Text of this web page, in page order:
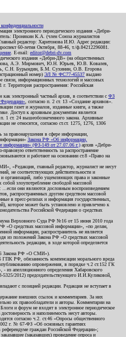
электронного периодического издания «Дебри-
Пронякин К.А. (член Союза журналистов
редактор: Харитонова И.Ю. Адрес редакции:
60-летия Октября, 88-46, т./ф.84212296081.
. E-mail: editor@debri-dv.com
издания «Дебри-ДВ» (на общественных
А.Э. Мирмович, Ю.Н. Юрьев, Ю.В. Ковалев,
С.Н. Бурындин, Б.М. Сухинин, О.В. Егорова
номер) ЭЛ № ФС77-45537 выдано
связи, информационных технологий и массовых
Территория распространения: Российская
электронный частный архив, в соответствии с ФЗ
, согласно п. 2 ст. 13 «Создание архивов».
газет и журналов, изданные книги, а также
Доступ к архивным документам является
1 ст. 24 вышеобозначенного закона. Архивные
не относятся, согласно ст.ст. 1275, 1276, 1306
за правонарушения в сфере информации,
Закона РФ «Об информации,
информации» (ФЗ-149 от 27.07.06 г.) архив «Дебри-
ответственность за распространение
и работают на основании ст.8 «Право на
«Редакция, главный редактор, журналист не несут
не соответствующих действительности и
организаций, либо ущемляющих права и законные
злоупотребление свободой массовой
они являются дословным воспроизведением
распространенных другим средством массовой
в пресс-релизах и информация государственных,
которое может быть установлено и привлечено к
Российской Федерации о средствах
Верховного Суда РФ №16 от 15 июня 2010 года
«О средствах массовой информации», «по делам,
информации, распространитель не является
из положений Закона РФ «О средствах массовой
редакции, в ходе которой определяется
Закона РФ «О СМИ»).
ГПК РФ, обязанность компенсации морального вреда
опровержения, в порядке ч.2 ст.152 ГК
- из апелляционного определения Хабаровского
5325/2012) председательствующего И.И.Куликовой,
с позицией редакции. Редакция не вступает в
внешних ссылок и комментариев. За них
их правообладатели и авторы. Комментарии на
и форум не входят в электронное периодическое
и наполняемость несут авторы.
согласно ч.2. ст.46 «Опросы общественного
г. № 67-ФЗ «Об основных гарантиях
граждан Российской Федерации»;
(заказавших) проведение опроса и